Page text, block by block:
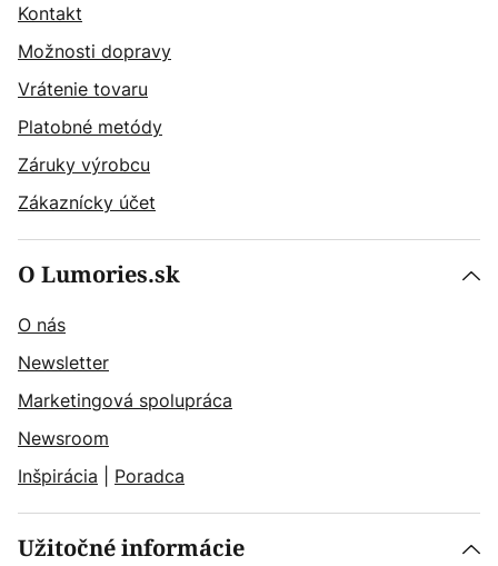
Kontakt
Možnosti dopravy
Vrátenie tovaru
Platobné metódy
Záruky výrobcu
Zákaznícky účet
O Lumories.sk
O nás
Newsletter
Marketingová spolupráca
Newsroom
Inšpirácia
Poradca
Užitočné informácie